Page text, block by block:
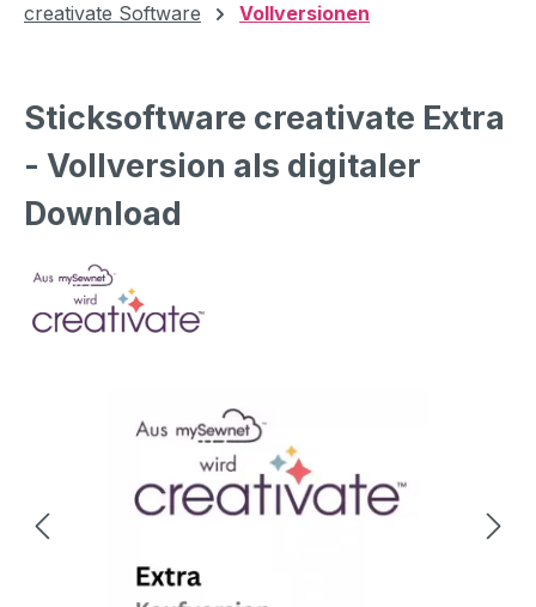
creativate Software Vollversionen
Sticksoftware creativate Extra
- Vollversion als digitaler
Download
Bildergalerie überspringen